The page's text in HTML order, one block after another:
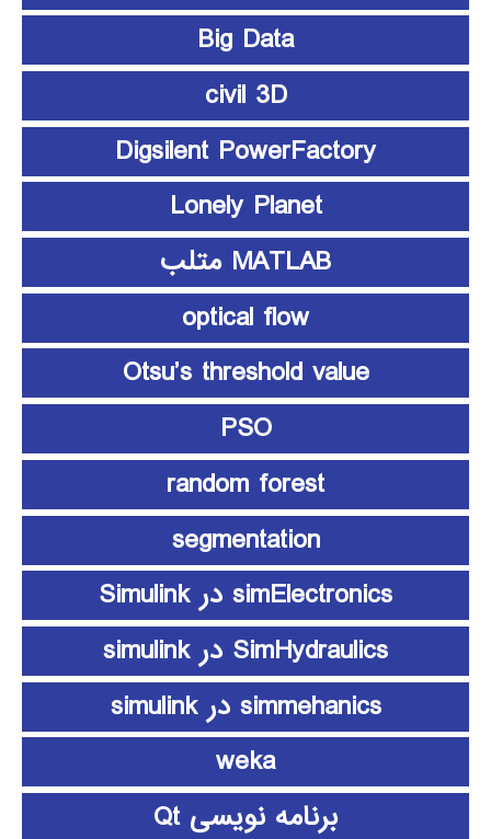
Big Data
civil 3D
Digsilent PowerFactory
Lonely Planet
MATLAB متلب
optical flow
Otsu’s threshold value
PSO
random forest
segmentation
simElectronics در Simulink
SimHydraulics در simulink
simmehanics در simulink
weka
برنامه نویسی Qt